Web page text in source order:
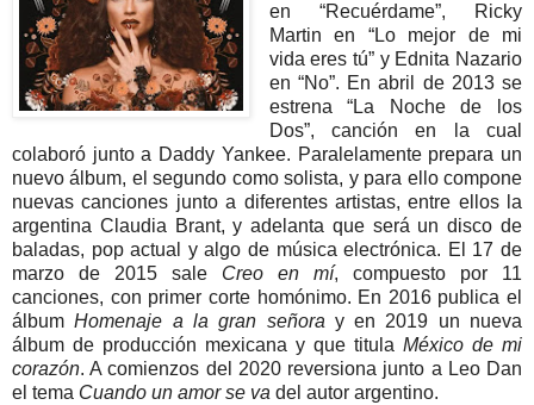
en “Recuérdame”, Ricky
Martin en “Lo mejor de mi
vida eres tú” y Ednita Nazario
en “No”. En abril de 2013 se
estrena “La Noche de los
Dos”, canción en la cual
colaboró junto a Daddy Yankee. Paralelamente prepara un
nuevo álbum, el segundo como solista, y para ello compone
nuevas canciones junto a diferentes artistas, entre ellos la
argentina Claudia Brant, y adelanta que será un disco de
baladas, pop actual y algo de música electrónica. El 17 de
marzo de 2015 sale Creo en mí, compuesto por 11
canciones, con primer corte homónimo. En 2016 publica el
álbumHomenaje a la gran señoray en 2019 un nueva
álbum de producción mexicana y que titula México de mi
corazón. A comienzos del 2020 reversiona junto a Leo Dan
el tema Cuando un amor se va del autor argentino.